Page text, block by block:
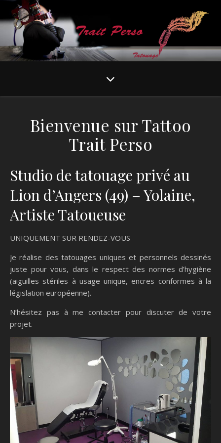
Bienvenue sur Tattoo
Trait Perso
Studio de tatouage privé au
Lion d’Angers (49) – Yolaine,
Artiste Tatoueuse
UNIQUEMENT SUR RENDEZ-VOUS
Je réalise des tatouages uniques et personnels dessinés
juste pour vous, dans le respect des normes d’hygiène
(aiguilles stériles à usage unique, encres conformes à la
législation européenne).
N’hésitez pas à me contacter pour discuter de votre
projet.